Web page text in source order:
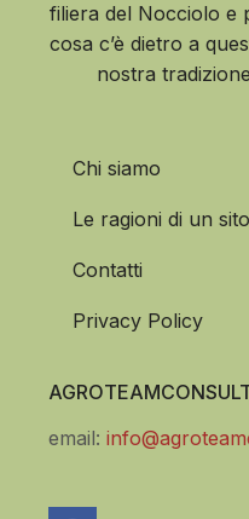
filiera del Nocciolo e
cosa c’è dietro a
nostra
Chi siamo
Le ragioni di un
Contatti
Privacy Policy
email: